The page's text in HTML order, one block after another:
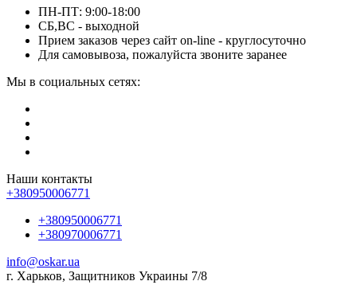
ПН-ПТ: 9:00-18:00
СБ,ВС - выходной
Прием заказов через сайт on-line - круглосуточно
Для самовывоза, пожалуйста звоните заранее
Мы в социальных сетях:
Наши контакты
+380950006771
+380950006771
+380970006771
info@oskar.ua
г. Харьков, Защитников Украины 7/8